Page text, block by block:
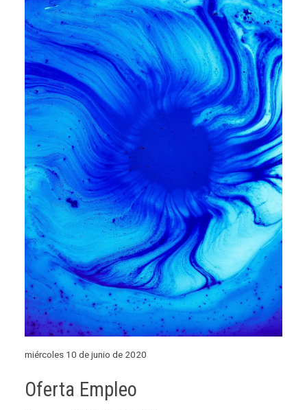
miércoles 10 de junio de 2020
Oferta Empleo